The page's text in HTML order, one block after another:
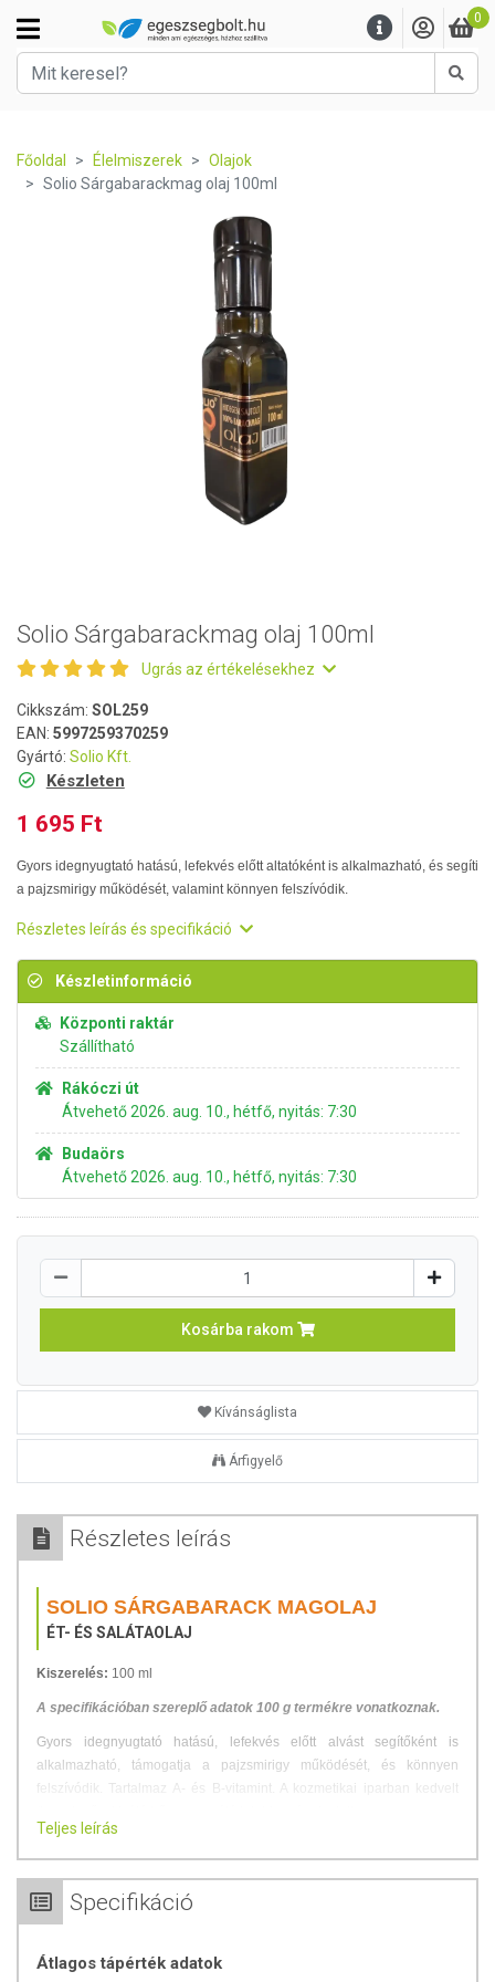
0
Főoldal Élelmiszerek
Olajok
Solio Sárgabarackmag olaj 100ml
Solio Sárgabarackmag olaj 100ml
Ugrás az értékelésekhez
Cikkszám: SOL259
EAN: 5997259370259
Gyártó: Solio Kft.
Készleten
1 695 Ft
Gyors idegnyugtató hatású, lefekvés előtt altatóként is alkalmazható, és segíti
a pajzsmirigy működését, valamint könnyen felszívódik.
Részletes leírás és specifikáció
Készletinformáció
Központi raktár
Szállítható
Rákóczi út
Átvehető 2026. aug. 10., hétfő, nyitás: 7:30
Budaörs
Átvehető 2026. aug. 10., hétfő, nyitás: 7:30
Kosárba rakom
Kívánságlista
Árfigyelő
Részletes leírás
SOLIO SÁRGABARACK MAGOLAJ
ÉT- ÉS SALÁTAOLAJ
Kiszerelés: 100 ml
A specifikációban szereplő adatok 100 g termékre vonatkoznak.
Gyors idegnyugtató hatású, lefekvés előtt alvást segítőként is
alkalmazható, támogatja a pajzsmirigy működését, és könnyen
felszívódik. Tartalmaz A- és B-vitamint. A kozmetikai iparban kedvelt
Zsír: 100 g
Egyszeresen telítetlen: 70 g
Teljes leírás
Specifikáció
Átlagos tápérték adatok